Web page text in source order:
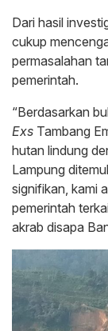
Dari hasil
cukup
permasalahan
pemerintah.
“Berdasarkan
Exs Tambang
hutan lindung
Lampung
signifikan, kami
pemerintah
akrab disapa